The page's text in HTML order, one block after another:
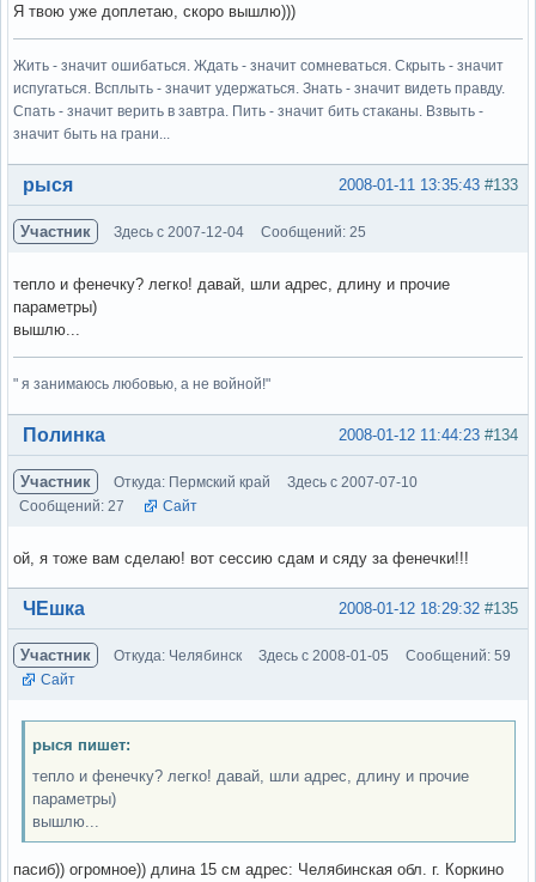
Я твою уже доплетаю, скоро вышлю)))
Жить - значит ошибаться. Ждать - значит сомневаться. Скрыть - значит
испугаться. Всплыть - значит удержаться. Знать - значит видеть правду.
Спать - значит верить в завтра. Пить - значит бить стаканы. Взвыть -
значит быть на грани...
Вне форума #133
2008-01-11 13:35:43
рыся
Участник Здесь с 2007-12-04 Сообщений: 25
тепло и фенечку? легко! давай, шли адрес, длину и прочие
параметры)
вышлю...
" я занимаюсь любовью, а не войной!"
Вне форума #134
2008-01-12 11:44:23
Полинка
Участник Откуда: Пермский край
Здесь с 2007-07-10
Сообщений: 27
Сайт
ой, я тоже вам сделаю! вот сессию сдам и сяду за фенечки!!!
Вне форума #135
2008-01-12 18:29:32
ЧЕшка
Участник Откуда: Челябинск Здесь с 2008-01-05
Сообщений: 59
Сайт
рыся пишет:
тепло и фенечку? легко! давай, шли адрес, длину и прочие
параметры)
вышлю...
пасиб)) огромное)) длина 15 см адрес: Челябинская обл. г. Коркино